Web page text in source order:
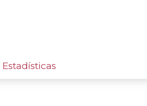
Estadísticas